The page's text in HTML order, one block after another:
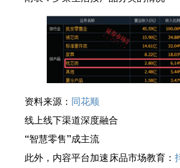
资料来源： 同花顺
线上线下渠道深度融合
“智慧零售”成主流
此外，内容平台加速床品市场教育：